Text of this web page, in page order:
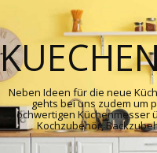
Neben Ideen für die neue
gehts bei uns zudem um
hochwertigen Küchenmesser
Kochzubehör,